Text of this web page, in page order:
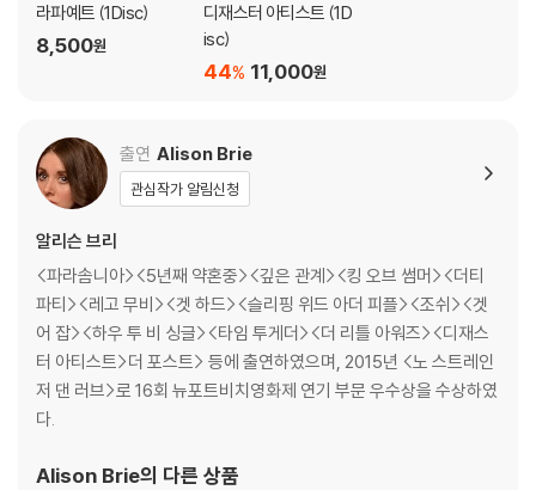
택을 부탁드립니다.
4) 한정판 상품의 변심, 오구매로 인한 반품은 회송된 상품의 상태 확인 후
진행이 가능합니다. 택배 이동 중 파손이 발생하지 않도록 완충 포장을 부
라파예트 (1Disc)
8,500원
디재스터 아티스트 (1D
isc)
11,000원
44%
출연 Alison Brie
관심작가 알림신청
알리슨 브리
<파라솜니아><5년째 약혼중><깊은 관계><킹 오브 썸머><더티
파티><레고 무비><겟 하드><슬리핑 위드 아더 피플><조쉬><겟
어 잡><하우 투 비 싱글><타임 투게더><더 리틀 아워즈><디재스
터 아티스트>더 포스트> 등에 출연하였으며, 2015년 <노 스트레인
저 댄 러브>로 16회 뉴포트비치영화제 연기 부문 우수상을 수상하였
다.
Alison Brie의 다른 상품